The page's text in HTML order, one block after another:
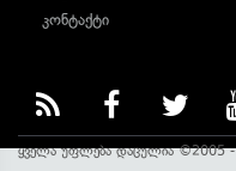
კონტაქტი
ყველა უფლება დაცულია ©2005